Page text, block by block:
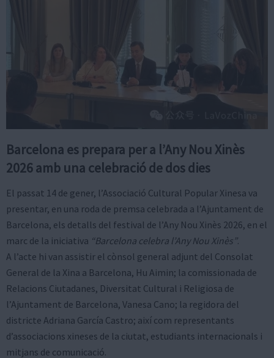
Barcelona es prepara per a l’Any Nou Xinès
2026 amb una celebració de dos dies
El passat 14 de gener, l’Associació Cultural Popular Xinesa va
presentar, en una roda de premsa celebrada a l’Ajuntament de
Barcelona, els detalls del festival de l’Any Nou Xinès 2026, en el
marc de la iniciativa “Barcelona celebra l’Any Nou Xinès”.
A l’acte hi van assistir el cònsol general adjunt del Consolat
General de la Xina a Barcelona, Hu Aimin; la comissionada de
Relacions Ciutadanes, Diversitat Cultural i Religiosa de
l’Ajuntament de Barcelona, Vanesa Cano; la regidora del
districte Adriana García Castro; així com representants
d’associacions xineses de la ciutat, estudiants internacionals i
mitjans de comunicació.